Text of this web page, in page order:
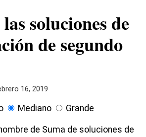
soluciones de
de segundo
16, 2019
Mediano Grande
de Suma de soluciones de